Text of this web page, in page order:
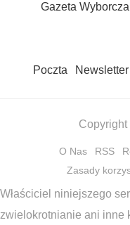
Gazeta Wyborcza
Poczta Newsletter
Copyright
O Nas RSS
Zasady
Właściciel niniejszego
zwielokrotnianie ani inne